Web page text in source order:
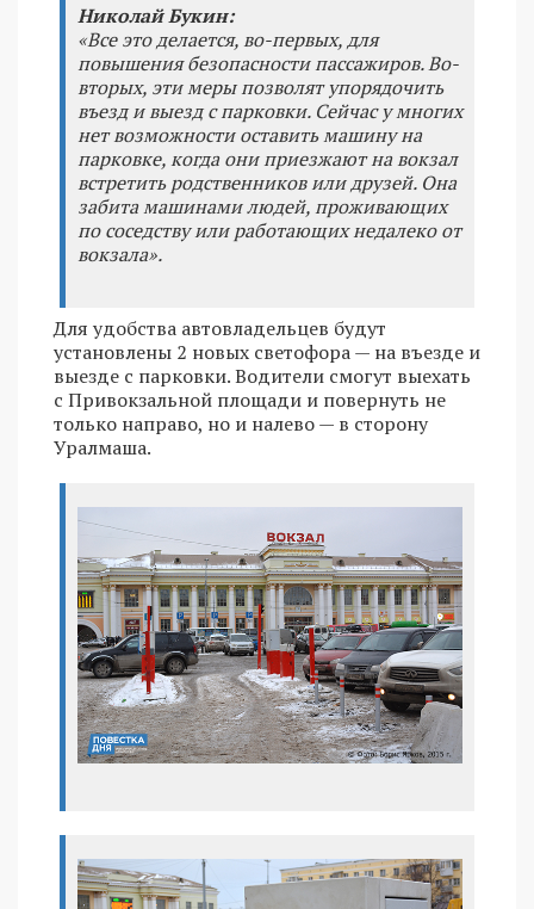
Николай Букин:
«Все это делается, во-первых, для
повышения безопасности пассажиров. Во-
вторых, эти меры позволят упорядочить
въезд и выезд с парковки. Сейчас у многих
нет возможности оставить машину на
парковке, когда они приезжают на вокзал
встретить родственников или друзей. Она
забита машинами людей, проживающих
по соседству или работающих недалеко от
вокзала».
Для удобства автовладельцев будут
установлены 2 новых светофора — на въезде и
выезде с парковки. Водители смогут выехать
с Привокзальной площади и повернуть не
только направо, но и налево — в сторону
Уралмаша.